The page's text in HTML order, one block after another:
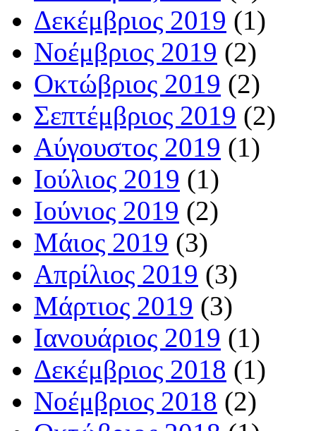
Δεκέμβριος 2019 (1)
Νοέμβριος 2019 (2)
Οκτώβριος 2019 (2)
Σεπτέμβριος 2019 (2)
Αύγουστος 2019 (1)
Ιούλιος 2019 (1)
Ιούνιος 2019 (2)
Μάιος 2019 (3)
Απρίλιος 2019 (3)
Μάρτιος 2019 (3)
Ιανουάριος 2019 (1)
Δεκέμβριος 2018 (1)
Νοέμβριος 2018 (2)